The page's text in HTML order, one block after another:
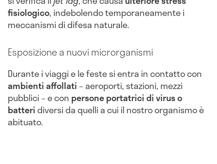
fisiologico, indebolendo temporaneamente i
meccanismi di difesa naturale.
Esposizione a nuovi microrganismi
Durante i viaggi e le feste si entra in contatto con
ambienti affollati – aeroporti, stazioni, mezzi
pubblici – e con persone portatrici di virus o
batteridiversi da quelli a cui il nostro organismo è
abituato.